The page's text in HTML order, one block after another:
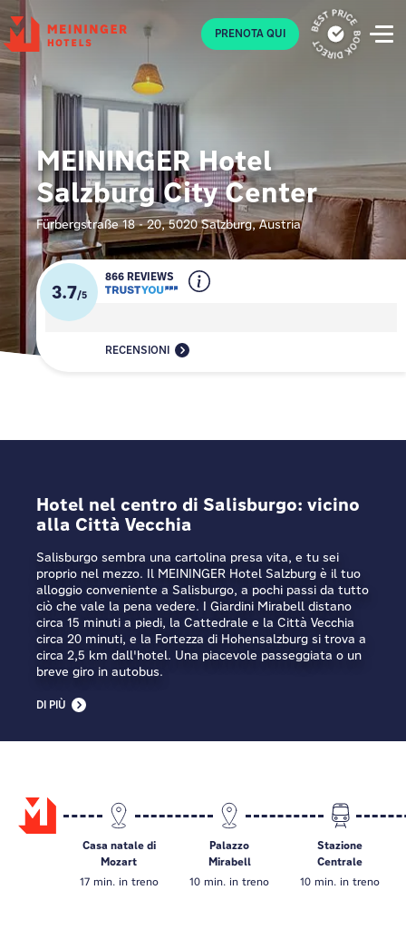
P PRENOTA QUI
MEININGER Hotel
Salzburg City Center
Fürbergstraße 18 - 20, 5020 Salzburg, Austria
3.7/5
866 REVIEWS
RECENSIONI
Hotel nel centro di Salisburgo: vicino
alla Città Vecchia
Salisburgo sembra una cartolina presa vita, e tu sei
proprio nel mezzo. Il MEININGER Hotel Salzburg è il tuo
alloggio conveniente a Salisburgo, a pochi passi da tutto
ciò che vale la pena vedere. I Giardini Mirabell distano
circa 15 minuti a piedi, la Cattedrale e la Città Vecchia
circa 20 minuti, e la Fortezza di Hohensalzburg si trova a
circa 2,5 km dall'hotel. Una piacevole passeggiata o un
breve giro in autobus.
DI PIÙ
Casa natale di
Mozart
17 min. in treno
Palazzo
Mirabell
10 min. in treno
Stazione
Centrale
10 min. in treno